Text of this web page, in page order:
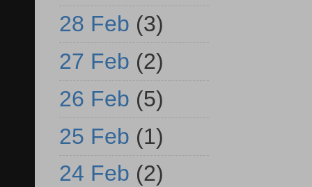
28 Feb (3)
27 Feb (2)
26 Feb (5)
25 Feb (1)
24 Feb (2)